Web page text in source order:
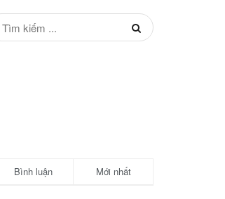
Bình luận Mới nhất